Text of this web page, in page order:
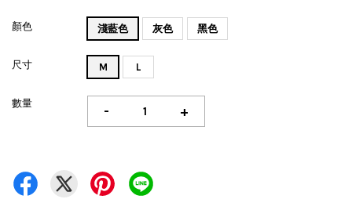
顏色 淺藍色 灰色 黑色
尺寸 M L
數量 - +